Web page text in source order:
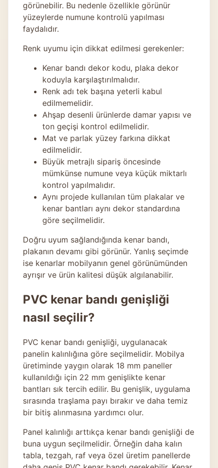
görünebilir. Bu nedenle özellikle görünür
yüzeylerde numune kontrolü yapılması
faydalıdır.
Renk uyumu için dikkat edilmesi gerekenler:
Kenar bandı dekor kodu, plaka dekor
koduyla karşılaştırılmalıdır.
Renk adı tek başına yeterli kabul
edilmemelidir.
Ahşap desenli ürünlerde damar yapısı ve
ton geçişi kontrol edilmelidir.
Mat ve parlak yüzey farkına dikkat
edilmelidir.
Büyük metrajlı sipariş öncesinde
mümkünse numune veya küçük miktarlı
kontrol yapılmalıdır.
Aynı projede kullanılan tüm plakalar ve
kenar bantları aynı dekor standardına
göre seçilmelidir.
Doğru uyum sağlandığında kenar bandı,
plakanın devamı gibi görünür. Yanlış seçimde
ise kenarlar mobilyanın genel görünümünden
ayrışır ve ürün kalitesi düşük algılanabilir.
PVC kenar bandı genişliği
nasıl seçilir?
PVC kenar bandı genişliği, uygulanacak
panelin kalınlığına göre seçilmelidir. Mobilya
üretiminde yaygın olarak 18 mm paneller
kullanıldığı için 22 mm genişlikte kenar
bantları sık tercih edilir. Bu genişlik, uygulama
sırasında traşlama payı bırakır ve daha temiz
bir bitiş alınmasına yardımcı olur.
Panel kalınlığı arttıkça kenar bandı genişliği de
buna uygun seçilmelidir. Örneğin daha kalın
tabla, tezgah, raf veya özel üretim panellerde